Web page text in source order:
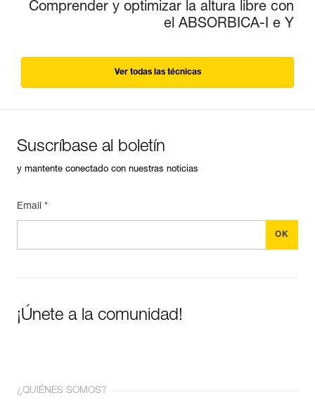
Comprender y optimizar la altura libre con
el ABSORBICA-I e Y
Ver todas las técnicas
Suscríbase al boletín
y mantente conectado con nuestras noticias
Email *
¡Únete a la comunidad!
¿QUIÉNES SOMOS?